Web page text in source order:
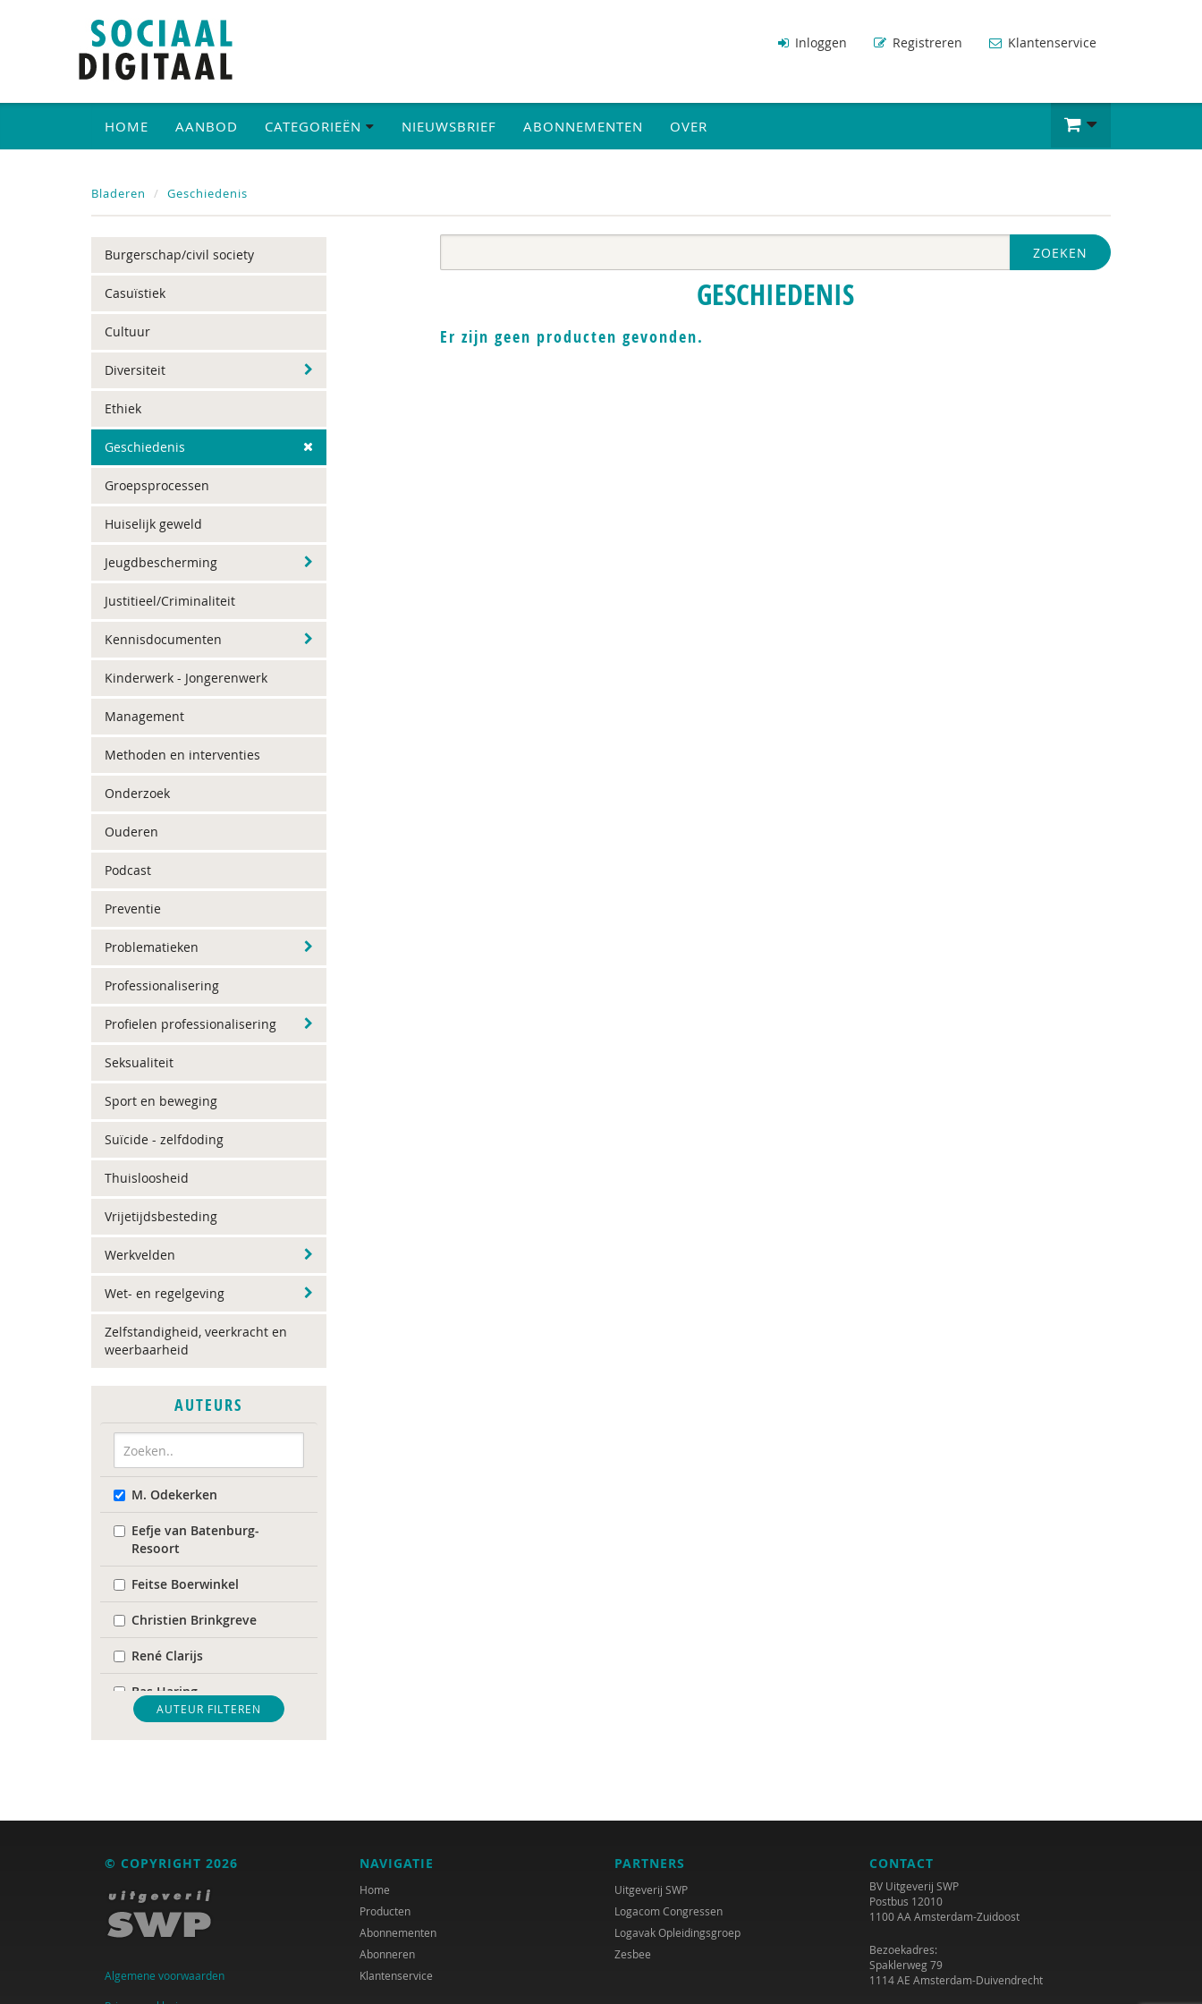
Inloggen Registreren Klantenservice
HOME AANBOD CATEGORIEËN NIEUWSBRIEF ABONNEMENTEN OVER
Bladeren Geschiedenis
Burgerschap/civil society
Casuïstiek
Cultuur
Diversiteit
Ethiek
Geschiedenis
Groepsprocessen
Huiselijk geweld
Jeugdbescherming
Justitieel/Criminaliteit
Kennisdocumenten
Kinderwerk - Jongerenwerk
Management
Methoden en interventies
Onderzoek
Ouderen
Podcast
Preventie
Problematieken
Professionalisering
Profielen professionalisering
Seksualiteit
Sport en beweging
Suïcide - zelfdoding
Thuisloosheid
Vrijetijdsbesteding
Werkvelden
Wet- en regelgeving
Zelfstandigheid, veerkracht en
weerbaarheid
AUTEURS
M. Odekerken
Eefje van Batenburg-
Resoort
Feitse Boerwinkel
Christien Brinkgreve
René Clarijs
Bas Haring
Maarten van der Linde
Jan Steyaert
Rini Tak
AUTEUR FILTEREN
ZOEKEN
GESCHIEDENIS
Er zijn geen producten gevonden.
© COPYRIGHT 2026
Algemene voorwaarden
NAVIGATIE
Home
Producten
Abonnementen
Abonneren
Klantenservice
PARTNERS
Uitgeverij SWP
Logacom Congressen
Logavak Opleidingsgroep
Zesbee
CONTACT
BV Uitgeverij SWP
Postbus 12010
1100 AA Amsterdam-Zuidoost
Bezoekadres:
Spaklerweg 79
1114 AE Amsterdam-Duivendrecht